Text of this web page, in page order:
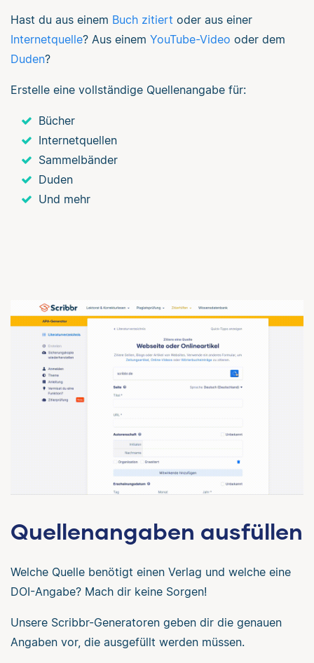
Hast du aus einem Buch zitiert oder aus einer
Internetquelle? Aus einem YouTube-Video oder dem
Duden?
Erstelle eine vollständige Quellenangabe für:
Bücher
Internetquellen
Sammelbänder
Duden
Und mehr
Quellenangaben ausfüllen
Welche Quelle benötigt einen Verlag und welche eine
DOI-Angabe? Mach dir keine Sorgen!
Unsere Scribbr-Generatoren geben dir die genauen
Angaben vor, die ausgefüllt werden müssen.